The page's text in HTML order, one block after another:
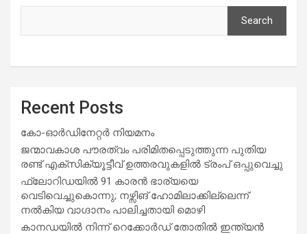
Search
Recent Posts
കോ-ഓർഡിനേറ്റർ നിയമനം
ജന്മാവകാശ പൗരത്വം പരിമിതപ്പെടുത്തുന്ന പുതിയ
രണ്ട് എക്സിക്യൂട്ടീവ് ഉത്തരവുകളിൽ ട്രംപ് ഒപ്പുവെച്ചു
ഫ്ലോറിഡയിൽ 91 കാരൻ ഭാര്യയെ
വെടിവെച്ചുകൊന്നു; നഴ്സിങ് ഹോമിലാക്കില്ലെന്ന്
നൽകിയ വാഗ്ദാനം പാലിച്ചതായി മൊഴി
കാനഡയിൽ നിന്ന് റെക്കോർഡ് തോതിൽ ഇന്ത്യൻ